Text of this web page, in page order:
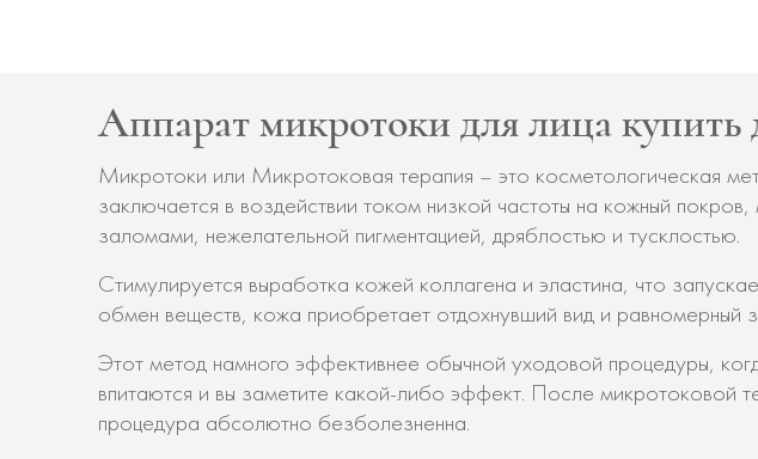
Аппарат микротоки для лица
Микротоки или Микротоковая терапия – это косметологическая
заключается в воздействии током низкой частоты на кожный
заломами, нежелательной пигментацией, дряблостью и тусклостью.
Стимулируется выработка кожей коллагена и эластина, что
обмен веществ, кожа приобретает отдохнувший вид и равномерный
Этот метод намного эффективнее обычной уходовой процедуры,
впитаются и вы заметите какой-либо эффект. После микротоковой
процедура абсолютно безболезненна.